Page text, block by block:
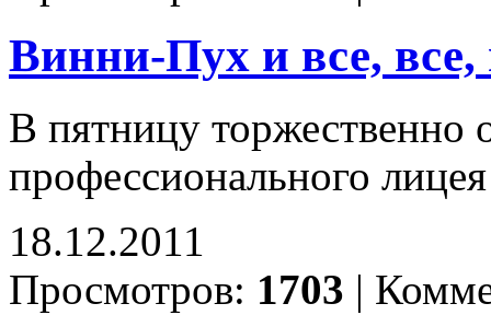
Винни-Пух и все, все,
В пятницу торжественно
профессионального
18.12.2011
Просмотров: 1703 |